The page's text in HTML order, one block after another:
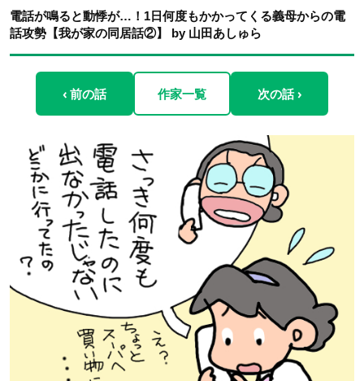
電話が鳴ると動悸が…！1日何度もかかってくる義母からの電
話攻勢【我が家の同居話②】 by 山田あしゅら
‹ 前の話 作家一覧 次の話 ›